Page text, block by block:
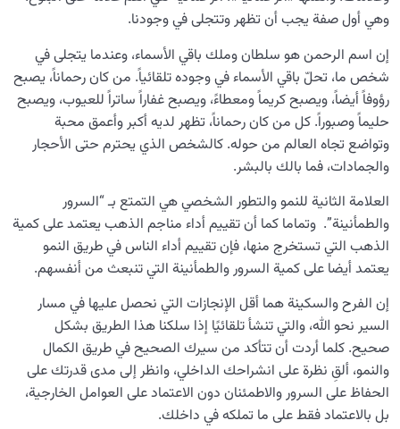
وهي أول صفة يجب أن تظهر وتتجلى في وجودنا.
إن اسم الرحمن هو سلطان وملك باقي الأسماء، وعندما يتجلى في
شخص ما، تحلّ باقي الأسماء في وجوده تلقائياً. من كان رحماناً، يصبح
رؤوفاً أيضاً، ويصبح كريماً ومعطاءً، ويصبح غفاراً ساتراً للعيوب، ويصبح
حليماً وصبوراً. كل من كان رحماناً، تظهر لديه أكبر وأعمق محبة
وتواضع تجاه العالم من حوله. كالشخص الذي يحترم حتى الأحجار
والجمادات، فما بالك بالبشر.
العلامة الثانية للنمو والتطور الشخصي هي التمتع بـ “السرور
والطمأنينة”. وتماما كما أن تقييم أداء مناجم الذهب يعتمد على كمية
الذهب التي تستخرج منها، فإن تقييم أداء الناس في طريق النمو
يعتمد أيضا على كمية السرور والطمأنينة التي تنبعث من أنفسهم.
إن الفرح والسكينة هما أقل الإنجازات التي نحصل عليها في مسار
السير نحو الله، والتي تنشأ تلقائيًا إذا سلكنا هذا الطريق بشكل
صحيح. كلما أردت أن تتأكد من سيرك الصحيح في طريق الكمال
والنمو، ألقِ نظرة على انشراحك الداخلي، وانظر إلى مدى قدرتك على
الحفاظ على السرور والاطمئنان دون الاعتماد على العوامل الخارجية،
بل بالاعتماد فقط على ما تملكه في داخلك.